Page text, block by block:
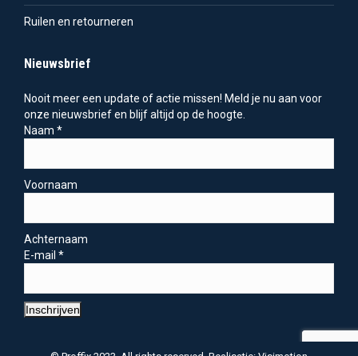
Ruilen en retourneren
Nieuwsbrief
Nooit meer een update of actie missen! Meld je nu aan voor
onze nieuwsbrief en blijf altijd op de hoogte.
Naam *
Voornaam
Achternaam
E-mail *
Inschrijven